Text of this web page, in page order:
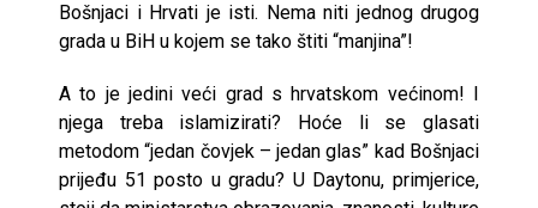
Bošnjaci i Hrvati je isti. Nema niti jednog drugog
grada u BiH u kojem se tako štiti “manjina”!
A to je jedini veći grad s hrvatskom većinom! I
njega treba islamizirati? Hoće li se glasati
metodom “jedan čovjek – jedan glas” kad Bošnjaci
prijeđu 51 posto u gradu? U Daytonu, primjerice,